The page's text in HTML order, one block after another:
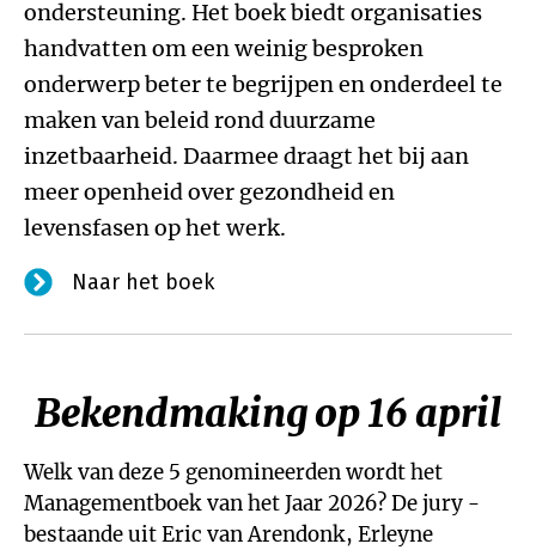
ondersteuning. Het boek biedt organisaties
handvatten om een weinig besproken
onderwerp beter te begrijpen en onderdeel te
maken van beleid rond duurzame
inzetbaarheid. Daarmee draagt het bij aan
meer openheid over gezondheid en
levensfasen op het werk.
Naar het boek
Bekendmaking op 16 april
Welk van deze 5 genomineerden wordt het
Managementboek van het Jaar 2026? De jury -
bestaande uit Eric van Arendonk, Erleyne